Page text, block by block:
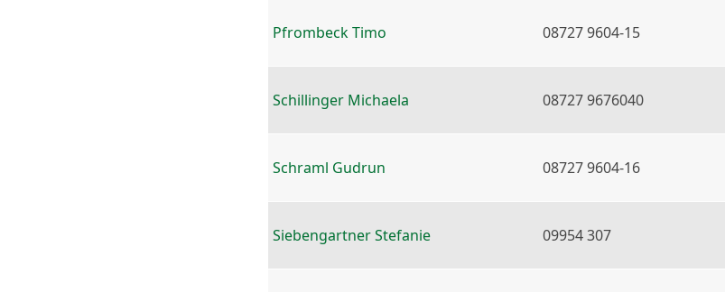
Pfrombeck Timo 08727 9604-15
Schillinger Michaela 08727 9676040
Schraml Gudrun 08727 9604-16
Siebengartner Stefanie 09954 307